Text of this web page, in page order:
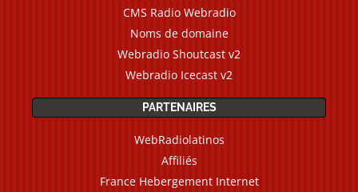
CMS Radio Webradio
Noms de domaine
Webradio Shoutcast v2
Webradio Icecast v2
PARTENAIRES
WebRadiolatinos
Affiliés
France Hebergement Internet